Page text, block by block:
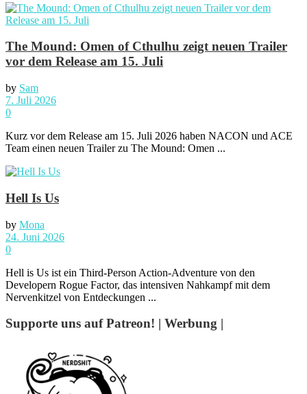
The Mound: Omen of Cthulhu zeigt neuen Trailer
vor dem Release am 15. Juli
by Sam
7. Juli 2026
0
Kurz vor dem Release am 15. Juli 2026 haben NACON und ACE
Team einen neuen Trailer zu The Mound: Omen ...
Hell Is Us
by Mona
24. Juni 2026
0
Hell is Us ist ein Third-Person Action-Adventure von den
Developern Rogue Factor, das intensiven Nahkampf mit dem
Nervenkitzel von Entdeckungen ...
Supporte uns auf Patreon! | Werbung |